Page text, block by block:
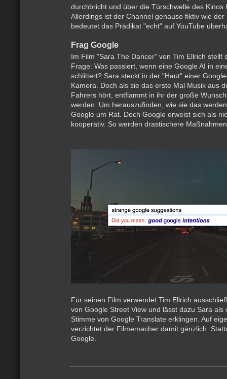
durchbricht und über die Türschwelle des Kinos
Allerdings ist der Channel genauso fiktiv wie der
bedeutet das Prädikat "echt" auf YouTube
Frag Google
Im Film "Sara The Dancer" von Tim Ellrich stellt
Frage: Was passiert, wenn eine Google AI in
schlittert? Sara steckt in der "Haut" einer
Kamera. Doch als sie das erste Mal Musik aus
Fahrers hört, entflammt in ihr der große
werden. Um herauszufinden, wie sie das
Google um Rat. Doch Google erweist sich als
kooperativ. So werden drastischere
Für seinen Film verwendet Tim Ellrich
von Google Street View und lässt dazu Sara als
Stimme von Google Translate erklingen. Auf
verzichtet der Filmemacher damit gänzlich.
Google.